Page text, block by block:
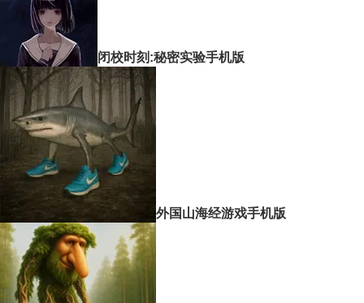
闭校时刻:秘密实验手机版
外国山海经游戏手机版